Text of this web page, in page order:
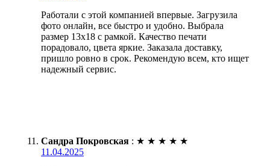
Работали с этой компанией впервые. Загрузила
фото онлайн, все быстро и удобно. Выбрала
размер 13х18 с рамкой. Качество печати
порадовало, цвета яркие. Заказала доставку,
пришло ровно в срок. Рекомендую всем, кто ищет
надежный сервис.
Сандра Покровская : ★ ★ ★ ★ ★
11.04.2025